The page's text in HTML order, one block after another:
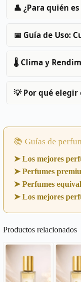
👤 ¿Para quién
📅 Guía de Uso:
🌡️ Clima y
💡 Por qué
📚 Guías de
➤ Los mejores
➤ Perfumes
➤ Perfumes
➤ Los mejores
Productos relacionados